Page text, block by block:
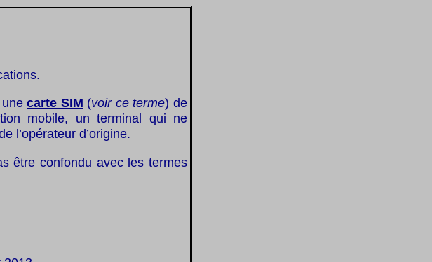
unecarte SIM (voir ce terme) de
mobile, un terminal qui ne
l’opérateur d’origine.
être confondu avec les termes